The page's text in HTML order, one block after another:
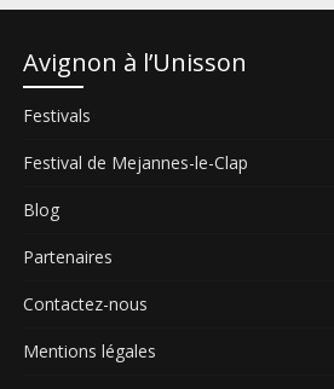
Avignon à l’Unisson
Festivals
Festival de Mejannes-le-Clap
Blog
Partenaires
Contactez-nous
Mentions légales